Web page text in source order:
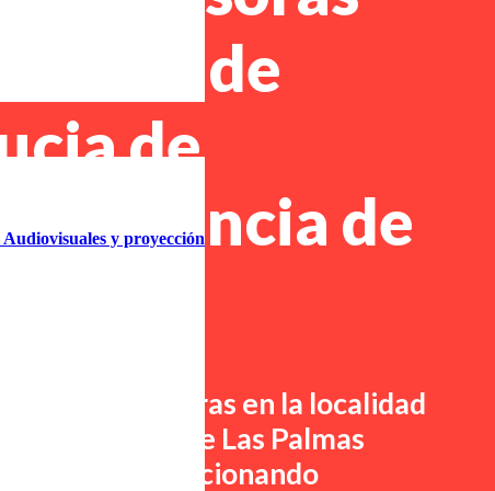
y proyección
de
de
provincia de
de impresoras en la localidad
provincia de Las Palmas
proporcionando